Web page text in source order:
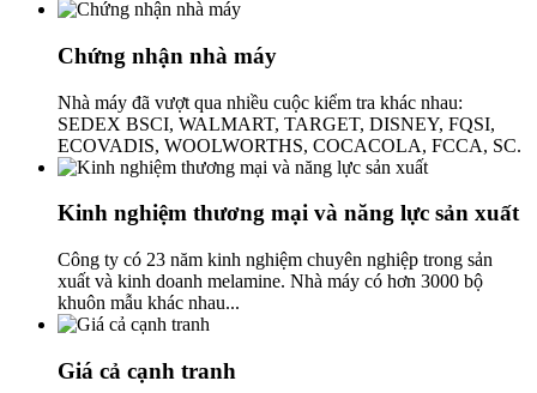
Chứng nhận nhà máy
Nhà máy đã vượt qua nhiều cuộc kiểm tra khác nhau:
SEDEX BSCI, WALMART, TARGET, DISNEY, FQSI,
ECOVADIS, WOOLWORTHS, COCACOLA, FCCA, SC.
Kinh nghiệm thương mại và năng lực sản xuất
Công ty có 23 năm kinh nghiệm chuyên nghiệp trong sản
xuất và kinh doanh melamine. Nhà máy có hơn 3000 bộ
khuôn mẫu khác nhau...
Giá cả cạnh tranh